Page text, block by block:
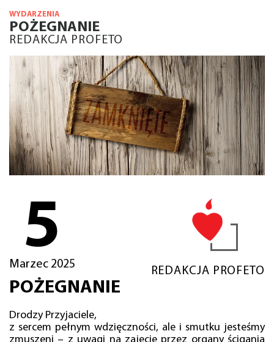
WYDARZENIA
POŻEGNANIE
REDAKCJA PROFETO
5
Marzec 2025
REDAKCJA PROFETO
POŻEGNANIE
Drodzy Przyjaciele,
z sercem pełnym wdzięczności, ale i smutku jesteśmy